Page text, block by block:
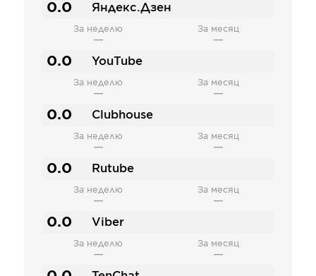
0.0 Яндекс.Дзен
За неделю
—
За месяц
—
0.0 YouTube
За неделю
—
За месяц
—
0.0 Clubhouse
За неделю
—
За месяц
—
0.0 Rutube
За неделю
—
За месяц
—
0.0 Viber
За неделю
—
За месяц
—